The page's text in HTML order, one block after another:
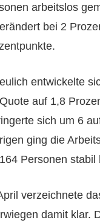
arbeitslos
bei 2
entwickelte
auf 1,8
sich um 6
ging die
Personen stabil
verzeichnete
damit klar.